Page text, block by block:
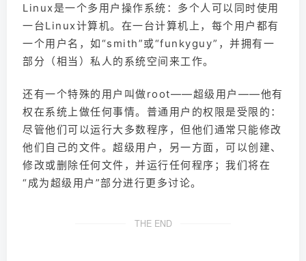
Linux是一个多用户操作系统：多个人可以同时使用
一台Linux计算机。在一台计算机上，每个用户都有
一个用户名，如“smith”或“funkyguy”，并拥有一
部分（相当）私人的系统空间来工作。
还有一个特殊的用户叫做root——超级用户——他有
权在系统上做任何事情。普通用户的权限是受限的：
尽管他们可以运行大多数程序，但他们通常只能修改
他们自己的文件。超级用户，另一方面，可以创建、
修改或删除任何文件，并运行任何程序；我们将在
“成为超级用户”部分进行更多讨论。
THE END